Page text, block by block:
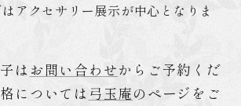
アクセサリー展示が中心となりま
は お問い合わせからご予約くだ
については 弓玉庵のページをご